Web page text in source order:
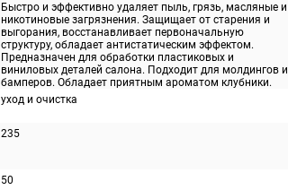
Быстро и эффективно удаляет пыль, грязь, масляные и
никотиновые загрязнения. Защищает от старения и
выгорания, восстанавливает первоначальную
структуру, обладает антистатическим эффектом.
Предназначен для обработки пластиковых и
виниловых деталей салона. Подходит для молдингов и
бамперов. Обладает приятным ароматом клубники.
уход и очистка
235
50